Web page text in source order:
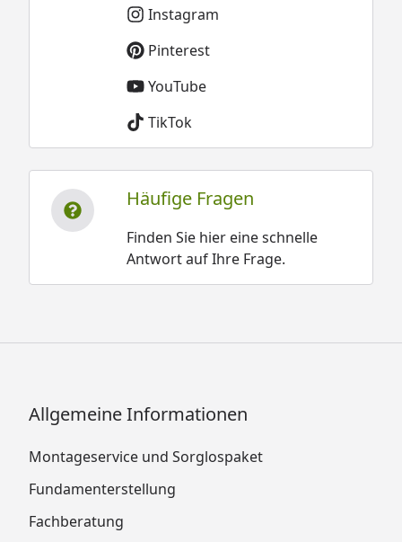
Instagram
Pinterest
YouTube
TikTok
Häufige Fragen
Finden Sie hier eine schnelle
Antwort auf Ihre Frage.
Allgemeine Informationen
Montageservice und Sorglospaket
Fundamenterstellung
Fachberatung